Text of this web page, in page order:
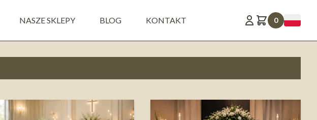
NASZE SKLEPY BLOG KONTAKT 0